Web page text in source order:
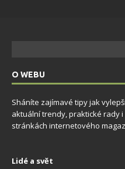
O WEBU
Sháníte zajímavé tipy jak
aktuální trendy, praktické rady
stránkách internetového
Lidé a svět